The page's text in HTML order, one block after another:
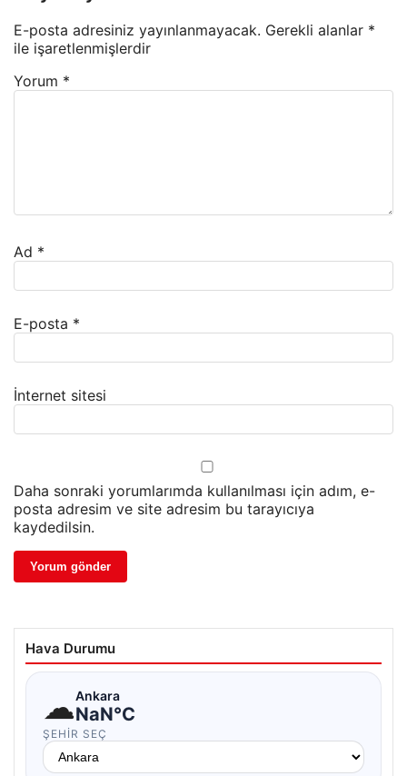
E-posta adresiniz yayınlanmayacak. Gerekli alanlar *
ile işaretlenmişlerdir
Yorum *
Ad *
E-posta *
İnternet sitesi
Daha sonraki yorumlarımda kullanılması için adım, e-
posta adresim ve site adresim bu tarayıcıya
kaydedilsin.
Hava Durumu
☁Ankara
NaN°C
ŞEHIR SEÇ